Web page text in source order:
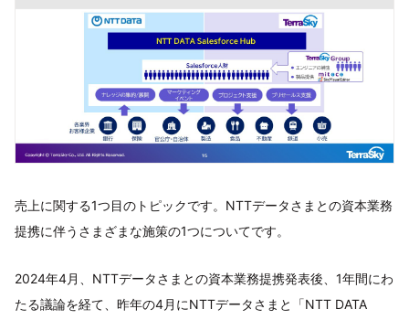
売上に関する1つ目のトピックです。NTTデータさまとの資本業務
提携に伴うさまざまな施策の1つについてです。
2024年4月、NTTデータさまとの資本業務提携発表後、1年間にわ
たる議論を経て、昨年の4月にNTTデータさまと「NTT DATA